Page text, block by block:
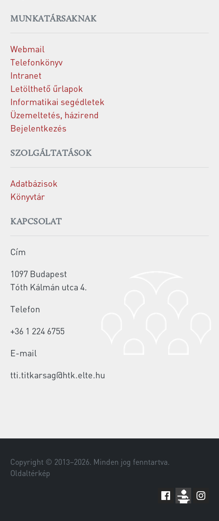
MUNKATÁRSAKNAK
Webmail
Telefonkönyv
Intranet
Letölthető űrlapok
Informatikai segédletek
Üzemeltetés, házirend
Bejelentkezés
SZOLGÁLTATÁSOK
Adatbázisok
Könyvtár
KAPCSOLAT
Cím
1097 Budapest
Tóth Kálmán utca 4.
Telefon
+36 1 224 6755
E-mail
tti.titkarsag@htk.elte.hu
Copyright © 2013–2026. Minden jog fenntartva.
Oldaltérkép